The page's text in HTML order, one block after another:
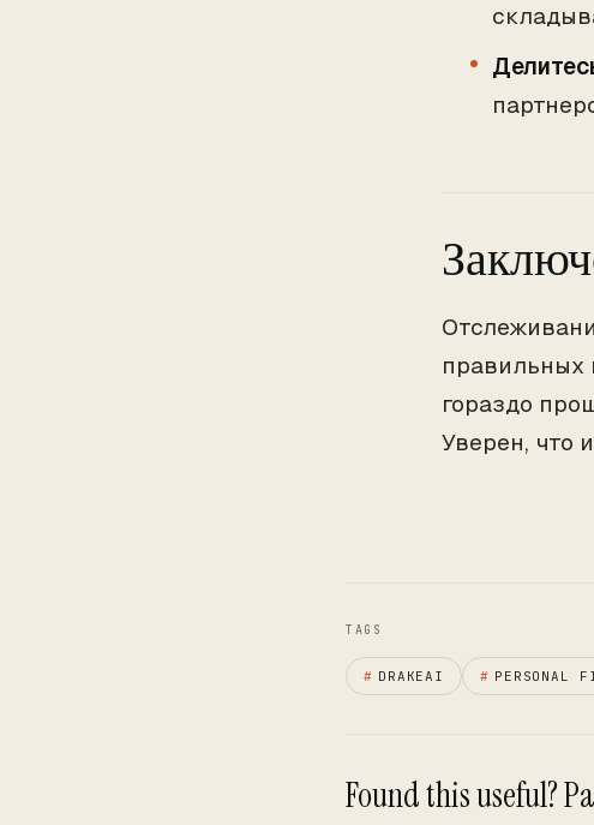
правильных
гораздо
Уверен, что
TAGS
# DRAKEAI # PERSONAL
Found this useful?